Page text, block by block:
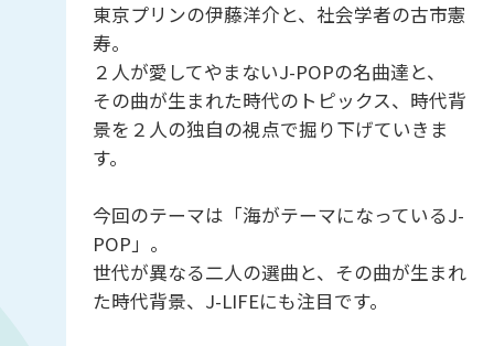
東京プリンの伊藤洋介と、社会学者の古市憲
寿。
２人が愛してやまないJ-POPの名曲達と、
その曲が生まれた時代のトピックス、時代背
景を２人の独自の視点で掘り下げていきま
す。
今回のテーマは「海がテーマになっているJ-
POP」。
世代が異なる二人の選曲と、その曲が生まれ
た時代背景、J-LIFEにも注目です。